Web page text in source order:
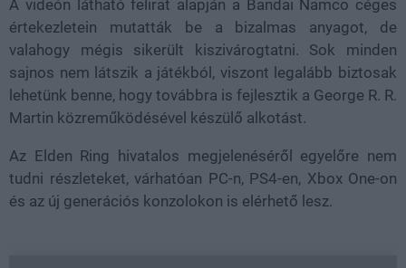
A videón látható felirat alapján a Bandai Namco céges
értekezletein mutatták be a bizalmas anyagot, de
valahogy mégis sikerült kiszivárogtatni. Sok minden
sajnos nem látszik a játékból, viszont legalább biztosak
lehetünk benne, hogy továbbra is fejlesztik a George R. R.
Martin közreműködésével készülő alkotást.
Az Elden Ring hivatalos megjelenéséről egyelőre nem
tudni részleteket, várhatóan PC-n, PS4-en, Xbox One-on
és az új generációs konzolokon is elérhető lesz.